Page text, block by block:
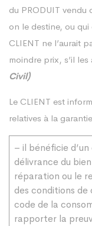
du PRODUIT vendu
on le destine, ou
CLIENT ne l’aurait
moindre prix, s’il
Civil)
Le CLIENT est
relatives à la
– il bénéficie
délivrance du
réparation ou le
des conditions
code de la
rapporter la